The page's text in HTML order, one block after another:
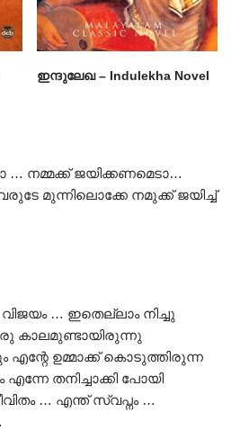
ഇന്ദുലേഖ – Indulekha Novel
… നമ്മക്ക് ജയിക്കണമെടാ…
മുന്നിലൊക്കേ നമുക്ക് ജയിച്ച്
… ഇതെല്ലാം നിച്ചു
കാലമുണ്ടായിരുന്നു
ഉമ്മാക്ക് കൊടുത്തിരുന്ന
തനിച്ചാക്കി പോയി
… എന്ത് സ്വപ്നം …